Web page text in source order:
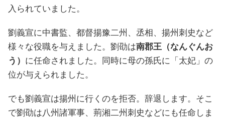
入られていました。
劉義宣に中書監、都督揚豫二州、丞相、揚州刺史など
様々な役職を与えました。劉劭は南郡王（なんぐんお
う） に任命されました。同時に母の孫氏に「太妃」の
位が与えられました。
でも劉義宣は揚州に行くのを拒否。辞退します。そこ
で劉劭は八州諸軍事、荊湘二州刺史などにも任命しま